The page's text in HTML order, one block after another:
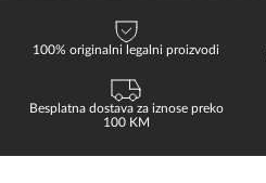
100% originalni legalni proizvodi
Besplatna dostava za iznose preko
100 KM